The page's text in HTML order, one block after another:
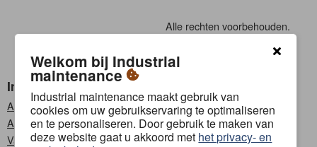
Alle rechten voorbehouden.
Privacy
Industrial maintenance
Abonneren
Adverteren
Vacatures
Nederlands
Frans
Welkom bij Industrial
maintenance
Industrial maintenance maakt gebruik van
cookies om uw gebruikservaring te optimaliseren
en te personaliseren. Door gebruik te maken van
deze website gaat u akkoord met het privacy- en